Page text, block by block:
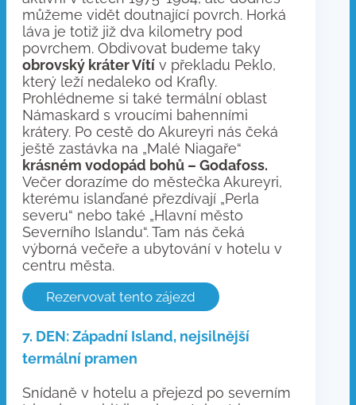
můžeme vidět doutnající povrch. Horká
láva je totiž již dva kilometry pod
povrchem. Obdivovat budeme taky
obrovský kráter Vítí v překladu Peklo,
který leží nedaleko od Krafly.
Prohlédneme si také termální oblast
Námaskard s vroucími bahenními
krátery. Po cestě do Akureyri nás čeká
ještě zastávka na „Malé Niagaře“
krásném vodopád bohů – Godafoss.
Večer dorazíme do městečka Akureyri,
kterému islanďané přezdívají „Perla
severu“ nebo také „Hlavní město
Severního Islandu“. Tam nás čeká
výborná večeře a ubytování v hotelu v
centru města.
Rezervovat tento zájezd
7. DEN: Západní Island, nejsilnější
termální pramen
Snídaně v hotelu a přejezd po severním